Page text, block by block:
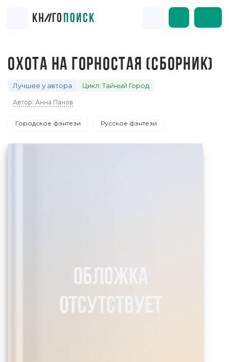
ОХОТА НА ГОРНОСТАЯ (СБОРНИК)
Лучшее у автора Цикл: Тайный Город
Автор: Анна Панов
Городское фэнтези Русское фэнтези